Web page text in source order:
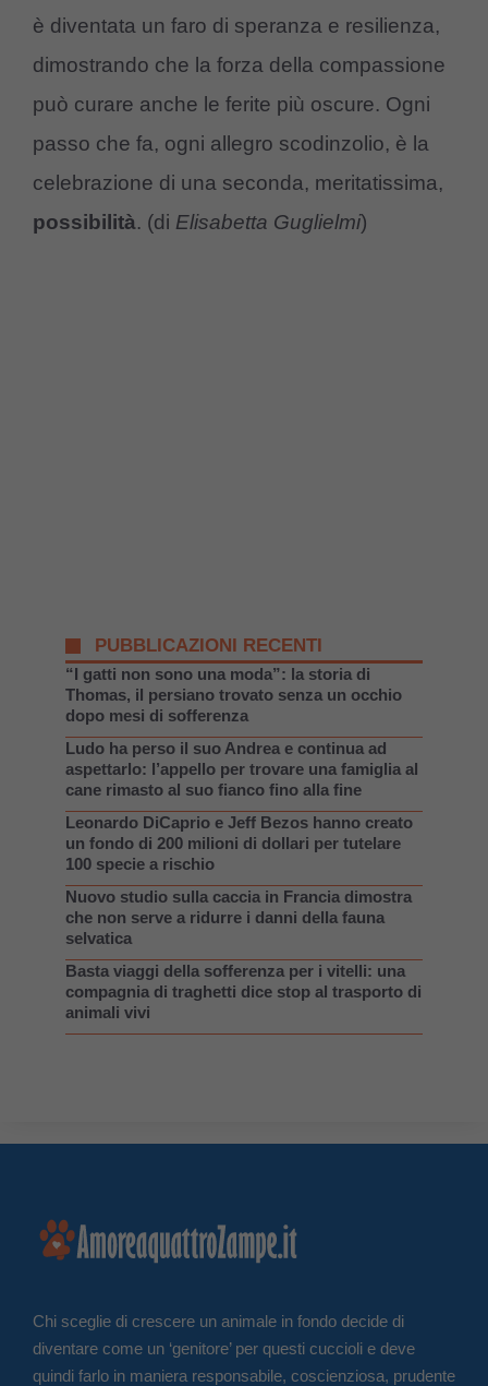
è diventata un faro di speranza e resilienza,
dimostrando che la forza della compassione
può curare anche le ferite più oscure. Ogni
passo che fa, ogni allegro scodinzolio, è la
celebrazione di una seconda, meritatissima,
possibilità. (di Elisabetta Guglielmi)
PUBBLICAZIONI RECENTI
“I gatti non sono una moda”: la storia di
Thomas, il persiano trovato senza un occhio
dopo mesi di sofferenza
Ludo ha perso il suo Andrea e continua ad
aspettarlo: l’appello per trovare una famiglia al
cane rimasto al suo fianco fino alla fine
Leonardo DiCaprio e Jeff Bezos hanno creato
un fondo di 200 milioni di dollari per tutelare
100 specie a rischio
Nuovo studio sulla caccia in Francia dimostra
che non serve a ridurre i danni della fauna
selvatica
Basta viaggi della sofferenza per i vitelli: una
compagnia di traghetti dice stop al trasporto di
animali vivi
Chi sceglie di crescere un animale in fondo decide di
diventare come un ‘genitore’ per questi cuccioli e deve
quindi farlo in maniera responsabile, coscienziosa, prudente